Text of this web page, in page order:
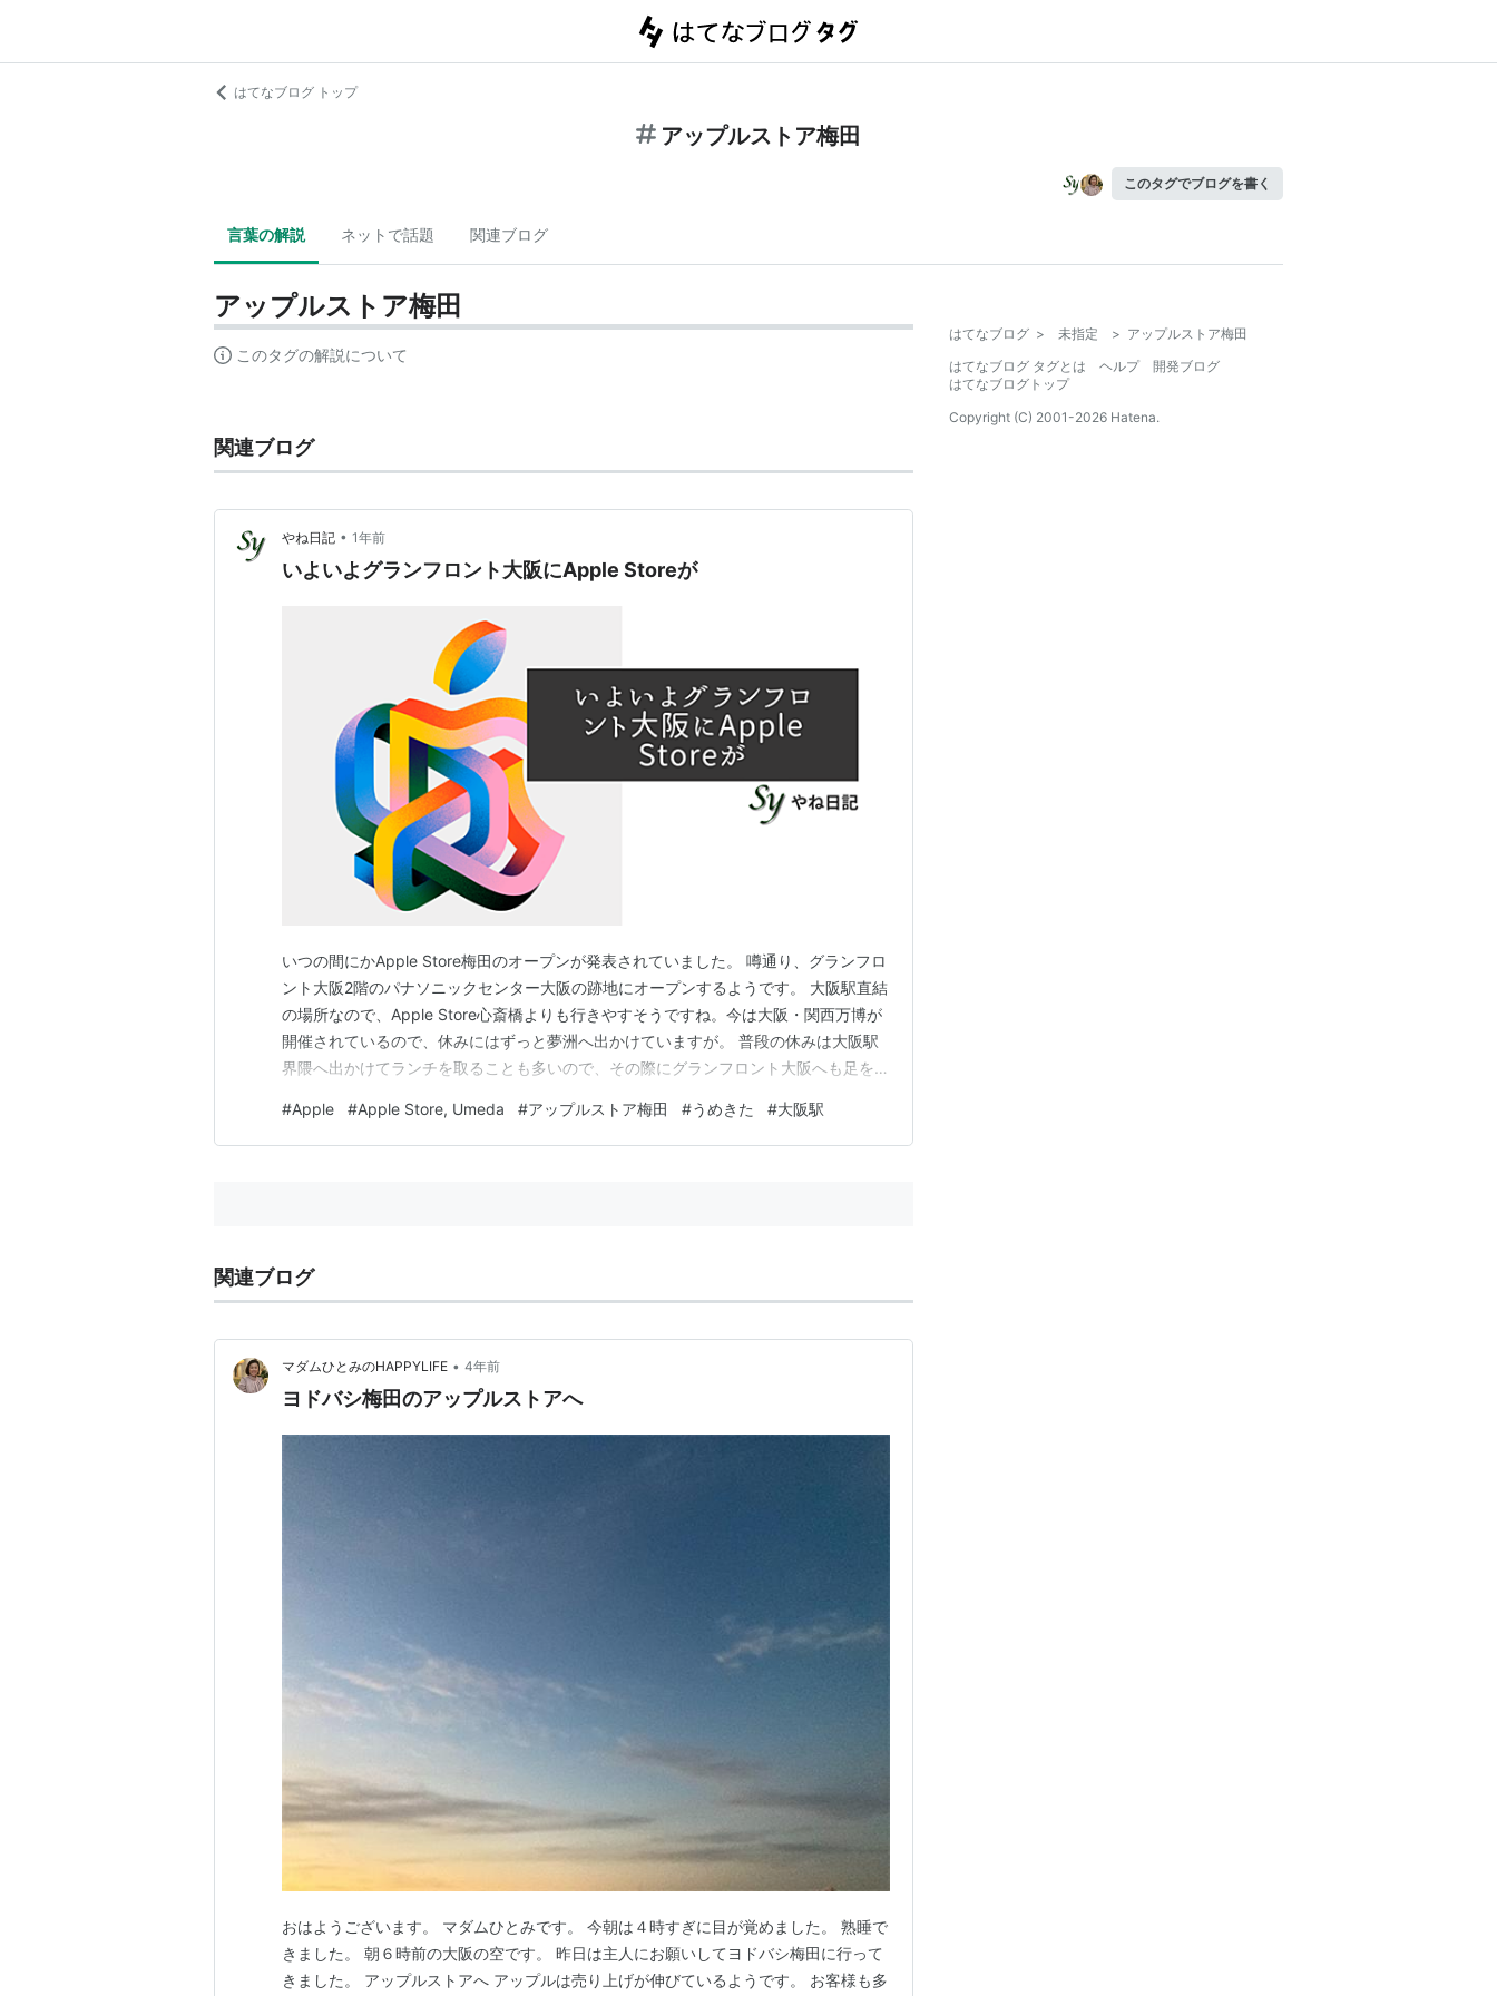
はてなブログ トップ
アップルストア梅田
このタグでブログを書く
言葉の解説 ネットで話題 関連ブログ
アップルストア梅田
このタグの解説について
関連ブログ
やね日記 • 1年前
いよいよグランフロント大阪にApple Storeが
いつの間にかApple Store梅田のオープンが発表されていました。 噂通り、グランフロ
ント大阪2階のパナソニックセンター大阪の跡地にオープンするようです。 大阪駅直結
の場所なので、Apple Store心斎橋よりも行きやすそうですね。今は大阪・関西万博が
開催されているので、休みにはずっと夢洲へ出かけていますが。 普段の休みは大阪駅
界隈へ出かけてランチを取ることも多いので、その際にグランフロント大阪へも足を伸
開業して飲食店や緑が一気に増え、大阪有数の格好の回遊スポットになりました。 万
博閉幕後は、またうめきたエリア…
#Apple #Apple Store, Umeda #アップルストア梅田 #うめきた #大阪駅
関連ブログ
マダムひとみのHAPPYLIFE • 4年前
ヨドバシ梅田のアップルストアへ
おはようございます。 マダムひとみです。 今朝は４時すぎに目が覚めました。 熟睡で
きました。 朝６時前の大阪の空です。 昨日は主人にお願いしてヨドバシ梅田に行って
きました。 アップルストアへ アップルは売り上げが伸びているようです。 お客様も多
はてなブログ > 未指定 > アップルストア梅田
はてなブログ タグとは
ヘルプ
開発ブログ
はてなブログトップ
Copyright (C) 2001-2026 Hatena.